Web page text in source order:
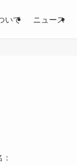
いて ニュース